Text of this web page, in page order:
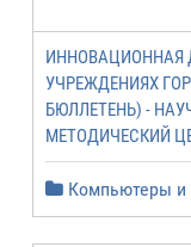
ИННОВАЦИОННАЯ
УЧРЕЖДЕНИЯХ
БЮЛЛЕТЕНЬ) -
МЕТОДИЧЕСКИЙ
Компьютеры и